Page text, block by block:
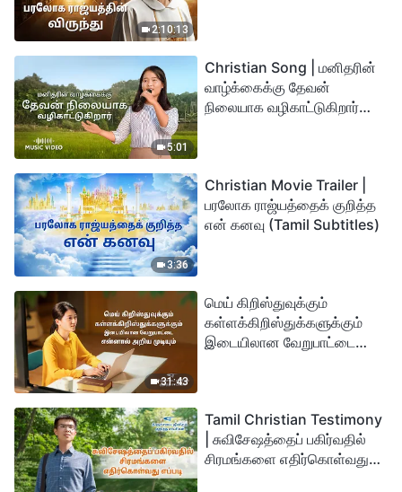
2:10:13
5:01
Christian Song | மனிதரின்
வாழ்க்கைக்கு தேவன்
நிலையாக வழிகாட்டுகிறார்
3:36
Christian Movie Trailer |
பரலோக ராஜ்யத்தைக் குறித்த
என் கனவு (Tamil Subtitles)
31:43
மெய் கிறிஸ்துவுக்கும்
கள்ளக்கிறிஸ்துக்களுக்கும்
இடையிலான வேறுபாட்டை
Tamil Christian Testimony
| சுவிசேஷத்தைப் பகிர்வதில்
சிரமங்களை எதிர்கொள்வது